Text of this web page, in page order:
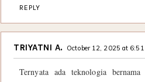
REPLY
TRIYATNI A. October 12, 2025 at 6:51
Ternyata ada teknologia